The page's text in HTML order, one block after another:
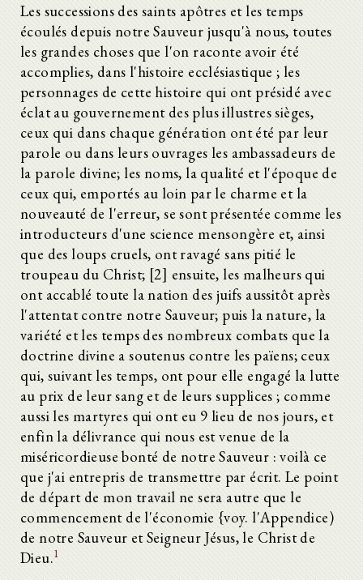
Les successions des saints apôtres et les temps
écoulés depuis notre Sauveur jusqu'à nous, toutes
les grandes choses que l'on raconte avoir été
accomplies, dans l'histoire ecclésiastique ; les
personnages de cette histoire qui ont présidé avec
éclat au gouvernement des plus illustres sièges,
ceux qui dans chaque génération ont été par leur
parole ou dans leurs ouvrages les ambassadeurs de
la parole divine; les noms, la qualité et l'époque de
ceux qui, emportés au loin par le charme et la
nouveauté de l'erreur, se sont présentée comme les
introducteurs d'une science mensongère et, ainsi
que des loups cruels, ont ravagé sans pitié le
troupeau du Christ; [2] ensuite, les malheurs qui
ont accablé toute la nation des juifs aussitôt après
l'attentat contre notre Sauveur; puis la nature, la
variété et les temps des nombreux combats que la
doctrine divine a soutenus contre les païens; ceux
qui, suivant les temps, ont pour elle engagé la lutte
au prix de leur sang et de leurs supplices ; comme
aussi les martyres qui ont eu 9 lieu de nos jours, et
enfin la délivrance qui nous est venue de la
miséricordieuse bonté de notre Sauveur : voilà ce
que j'ai entrepris de transmettre par écrit. Le point
de départ de mon travail ne sera autre que le
commencement de l'économie {voy. l'Appendice)
de notre Sauveur et Seigneur Jésus, le Christ de
Dieu.1